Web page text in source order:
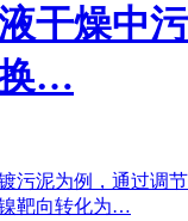
干燥中
…
污泥为例，通过调
靶向转化为…